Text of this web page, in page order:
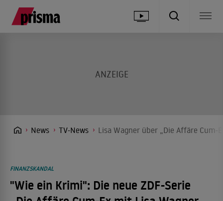
News TV-News Lisa Wagner über „Die Affäre
FINANZSKANDAL
"Wie ein Krimi": Die neue ZDF-Serie